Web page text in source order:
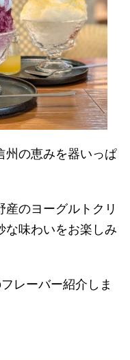
州の恵みを器いっぱ
のヨーグルトクリ
な味わいをお楽しみ
レーバー紹介しま